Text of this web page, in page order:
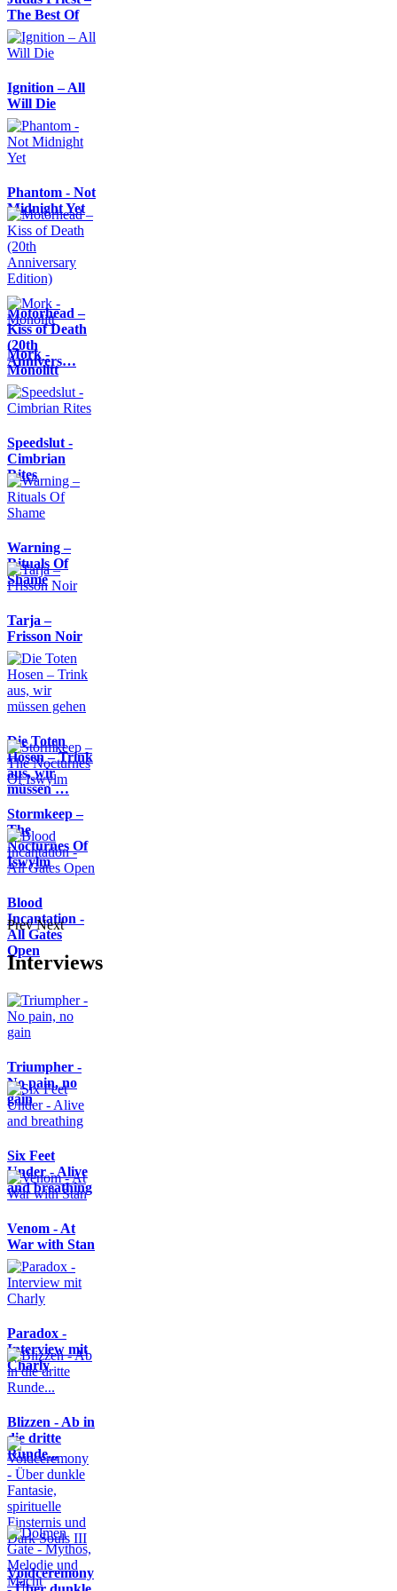
The Best Of
Ignition – All
Will Die
Phantom - Not
Midnight Yet
Motörhead –
Kiss of Death
(20th
Annivers…
Mork -
Monolitt
Speedslut -
Cimbrian
Rites
Warning –
Rituals Of
Shame
Tarja –
Frisson Noir
Die Toten
Hosen – Trink
aus, wir
müssen …
Stormkeep –
The
Nocturnes Of
Iswylm
Blood
Incantation -
All Gates
Open
Prev Next
Interviews
Triumpher -
No pain, no
gain
Six Feet
Under - Alive
and breathing
Venom - At
War with Stan
Paradox -
Interview mit
Charly
Blizzen - Ab in
die dritte
Runde...
Voidceremony